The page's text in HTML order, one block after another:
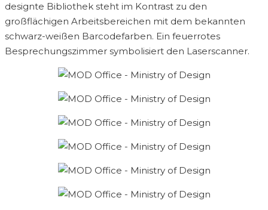
designte Bibliothek steht im Kontrast zu den
großflächigen Arbeitsbereichen mit dem bekannten
schwarz-weißen Barcodefarben. Ein feuerrotes
Besprechungszimmer symbolisiert den Laserscanner.